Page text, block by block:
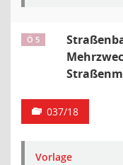
Ö 5
037/18
Vorlage